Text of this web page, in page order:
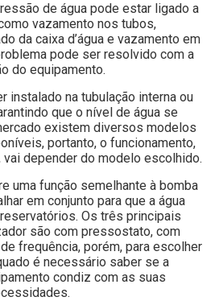
de água pode estar ligado a
vazamento nos tubos,
da caixa d’água e vazamento em
pode ser resolvido com a
do equipamento.
instalado na tubulação interna ou
que o nível de água se
existem diversos modelos
portanto, o funcionamento,
depender do modelo escolhido.
uma função semelhante à bomba
em conjunto para que a água
Os três principais
são com pressostato, com
frequência, porém, para escolher
é necessário saber se a
condiz com as suas